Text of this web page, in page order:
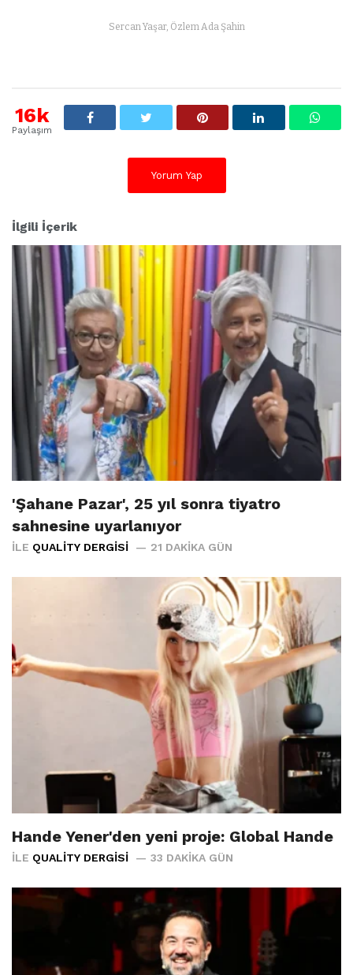
Sercan Yaşar, Özlem Ada Şahin
16k
Paylaşım
Yorum Yap
İlgili İçerik
'Şahane Pazar', 25 yıl sonra tiyatro
sahnesine uyarlanıyor
İLE QUALITY DERGISI 21 DAKIKA GÜN
Hande Yener'den yeni proje: Global Hande
İLE QUALITY DERGISI 33 DAKIKA GÜN